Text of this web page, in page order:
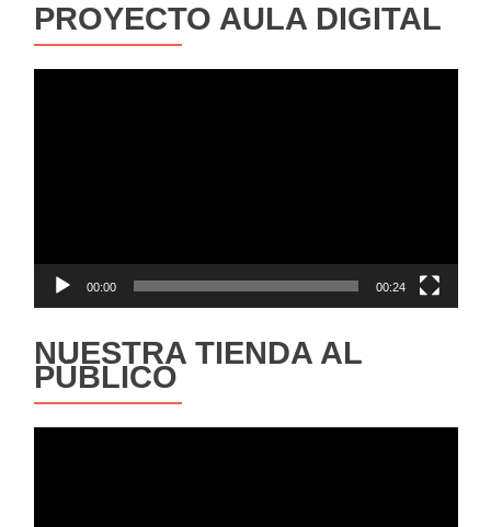
PROYECTO AULA DIGITAL
00:00 00:24
NUESTRA TIENDA AL
PÚBLICO